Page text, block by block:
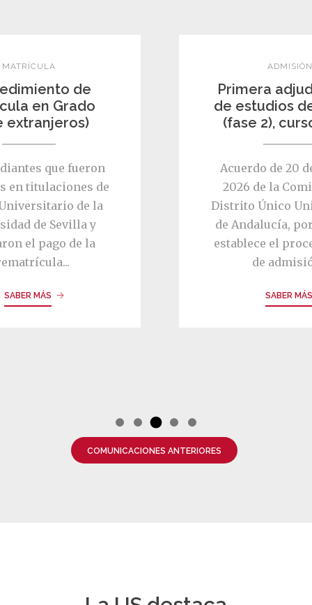
MATRÍCULA
de
en Grado
extranjeros)
que fueron
en titulaciones de
de la
de Sevilla y
el pago de la
SABER MÁS
ADMISIÓN
Primera
de estudios
(fase 2),
Acuerdo de 20
2026 de la
Distrito Único
de Andalucía,
establece el
de
SABER MÁS
COMUNICACIONES ANTERIORES